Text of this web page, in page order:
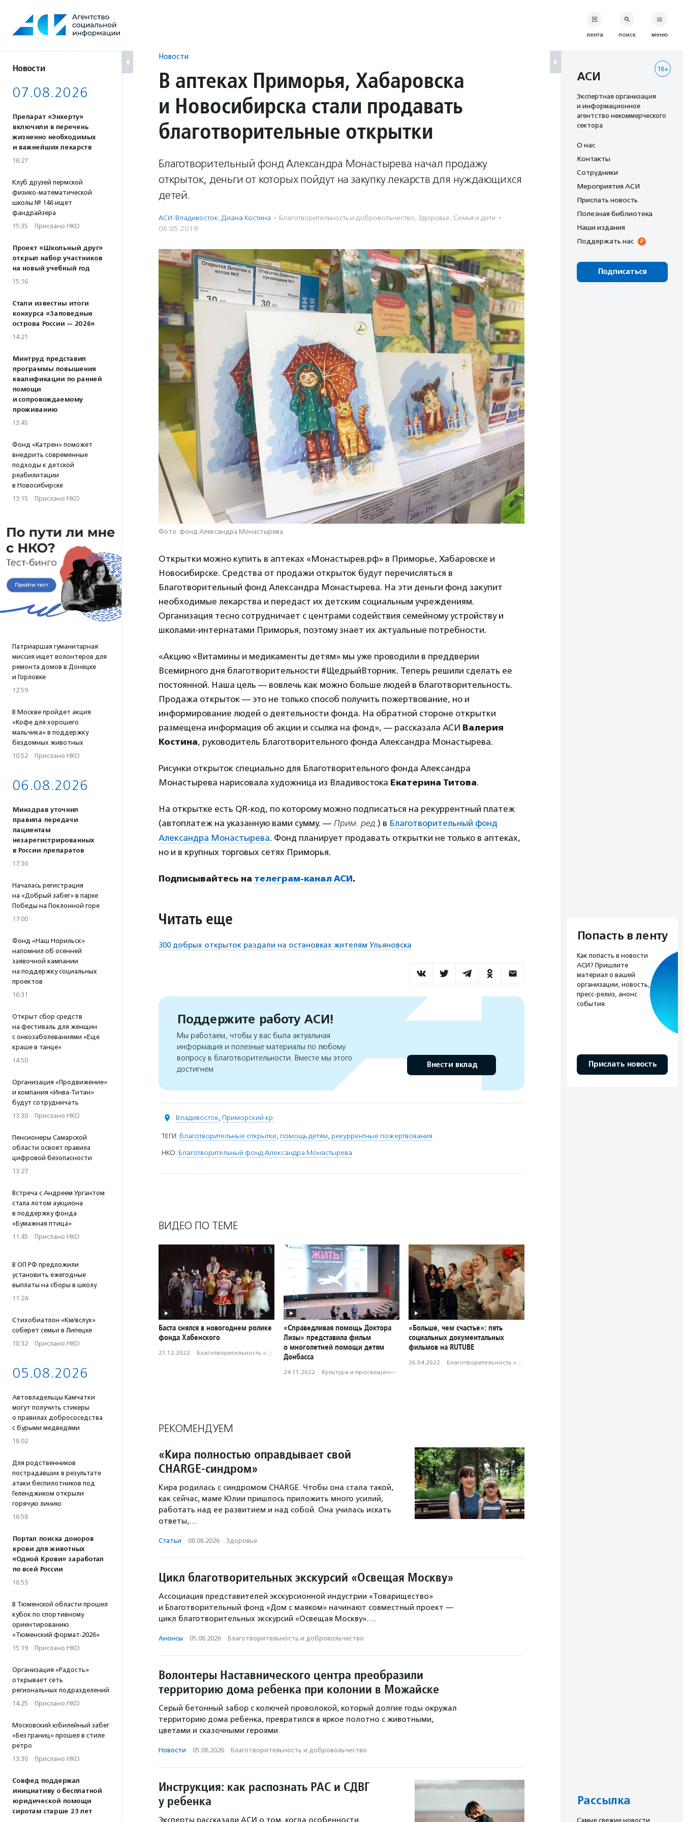
содержанию
Новости
07.08.2026
Препарат «Энхерту»
включили в перечень
жизненно необходимых
и важнейших лекарств
16:27
Клуб друзей пермской
физико-математической
школы № 146 ищет
фандрайзера
15:35 · Прислано НКО
Проект «Школьный друг»
открыл набор участников
на новый учебный год
15:16
Стали известны итоги
конкурса «Заповедные
острова России — 2026»
14:21
Минтруд представил
программы повышения
квалификации по ранней
помощи
и сопровождаемому
проживанию
13:45
Фонд «Катрен» поможет
внедрить современные
подходы к детской
реабилитации
в Новосибирске
13:15 · Прислано НКО
Патриаршая гуманитарная
миссия ищет волонтеров для
ремонта домов в Донецке
и Горловке
12:59
В Москве пройдет акция
«Кофе для хорошего
мальчика» в поддержку
бездомных животных
10:52 · Прислано НКО
06.08.2026
Минздрав уточнил
правила передачи
пациентам
незарегистрированных
в России препаратов
17:30
Началась регистрация
на «Добрый забег» в парке
Победы на Поклонной горе
17:00
Фонд «Наш Норильск»
напомнил об осенней
заявочной кампании
на поддержку социальных
проектов
16:31
Открыт сбор средств
на фестиваль для женщин
с онкозаболеваниями «Еще
краше в танце»
14:50
Организация «Продвижение»
и компания «Инва-Титан»
будут сотрудничать
13:30 · Прислано НКО
Пенсионеры Самарской
области освоят правила
цифровой безопасности
13:27
Встреча с Андреем Ургантом
стала лотом аукциона
в поддержку фонда
«Бумажная птица»
11:45 · Прислано НКО
В ОП РФ предложили
установить ежегодные
выплаты на сборы в школу
11:24
Стихобиатлон «Км/вслух»
соберет семьи в Липецке
10:32 · Прислано НКО
05.08.2026
Автовладельцы Камчатки
могут получить стикеры
о правилах добрососедства
с бурыми медведями
18:02
Для родственников
пострадавших в результате
атаки беспилотников под
Геленджиком открыли
горячую линию
16:58
Портал поиска доноров
крови для животных
«Одной Крови» заработал
по всей России
16:53
В Тюменской области прошел
кубок по спортивному
ориентированию
«Тюменский формат-2026»
15:19 · Прислано НКО
Организация «Радость»
открывает сеть
региональных подразделений
14:25 · Прислано НКО
Московский юбилейный забег
«Без границ» прошел в стиле
ретро
13:30 · Прислано НКО
Совфед поддержал
инициативу о бесплатной
юридической помощи
сиротам старше 23 лет
Новости
В аптеках Приморья, Хабаровска
и Новосибирска стали продавать
благотворительные открытки
Благотворительный фонд Александра Монастырева начал продажу
открыток, деньги от которых пойдут на закупку лекарств для нуждающихся
детей.
АСИ-Владивосток, Диана Костина · Благотвори­тель­ность и доброволь­чест­во, Здоровье, Семья и дети ·
06.05.2019
Фото: фонд Александра Монастырева
Открытки можно купить в аптеках «Монастырев.рф» в Приморье, Хабаровске и
Новосибирске. Средства от продажи открыток будут перечисляться в
Благотворительный фонд Александра Монастырева. На эти деньги фонд закупит
необходимые лекарства и передаст их детским социальным учреждениям.
Организация тесно сотрудничает с центрами содействия семейному устройству и
школами-интернатами Приморья, поэтому знает их актуальные потребности.
«Акцию «Витамины и медикаменты детям» мы уже проводили в преддверии
Всемирного дня благотворительности #ЩедрыйВторник. Теперь решили сделать ее
постоянной. Наша цель — вовлечь как можно больше людей в благотворительность.
Продажа открыток — это не только способ получить пожертвование, но и
информирование людей о деятельности фонда. На обратной стороне открытки
размещена информация об акции и ссылка на фонд», — рассказала АСИ Валерия
Костина, руководитель Благотворительного фонда Александра Монастырева.
Рисунки открыток специально для Благотворительного фонда Александра
Монастырева нарисовала художница из Владивостока Екатерина Титова.
На открытке есть QR-код, по которому можно подписаться на рекуррентный платеж
(автоплатеж на указанную вами сумму. — Прим. ред.) в Благотворительный фонд
Александра Монастырева. Фонд планирует продавать открытки не только в аптеках,
но и в крупных торговых сетях Приморья.
Подписывайтесь на телеграм-канал АСИ.
Читать еще
300 добрых открыток раздали на остановках жителям Ульяновска
Поддержите работу АСИ!
Мы работаем, чтобы у вас была актуальная
информация и полезные материалы по любому
вопросу в благотворительности. Вместе мы этого
достигнем
Внести вклад
Владивосток, Приморский кр.
ТЕГИ: благотворительные открытки, помощь детям, рекуррентные пожертвования
НКО: Благотворительный фонд Александра Монастырева
ВИДЕО ПО ТЕМЕ
Баста снялся в новогоднем ролике
фонда Хабенского
21.12.2022 · Благотвори­тель­ность и доброволь­чест­во
«Справедливая помощь Доктора
Лизы» представила фильм
о многолетней помощи детям
Донбасса
24.11.2022 · Культура и просвещение
«Больше, чем счастье»: пять
социальных документальных
фильмов на RUTUBE
26.04.2022 · Благотвори­тель­ность и доброволь­чест­во
РЕКОМЕНДУЕМ
«Кира полностью оправдывает свой
CHARGE-синдром»
Кира родилась с синдромом CHARGE. Чтобы она стала такой,
как сейчас, маме Юлии пришлось приложить много усилий,
работать над ее развитием и над собой. Она училась искать
ответы,…
Статьи · 08.08.2026 · Здоровье
Цикл благотворительных экскурсий «Освещая Москву»
Ассоциация представителей экскурсионной индустрии «Товарищество»
и Благотворительный фонд «Дом с маяком» начинают совместный проект —
цикл благотворительных экскурсий «Освещая Москву».…
Анонсы · 05.08.2026 · Благотвори­тель­ность и доброволь­чест­во
Волонтеры Наставнического центра преобразили
территорию дома ребенка при колонии в Можайске
Серый бетонный забор с колючей проволокой, который долгие годы окружал
территорию дома ребенка, превратился в яркое полотно с животными,
цветами и сказочными героями.
Новости · 05.08.2026 · Благотвори­тель­ность и доброволь­чест­во
Инструкция: как распознать РАС и СДВГ
у ребенка
Эксперты рассказали АСИ о том, когда особенности
лента поиск меню
18+
АСИ
Экспертная организация
и информационное
агентство некоммерческого
сектора
О нас
Контакты
Сотрудники
Мероприятия АСИ
Прислать новость
Полезная библиотека
Наши издания
Поддержать нас
Подписаться
Попасть в ленту
Как попасть в новости
АСИ? Пришлите
материал о вашей
организации, новость,
пресс-релиз, анонс
события.
Прислать новость
Рассылка
Cамые свежие новости,